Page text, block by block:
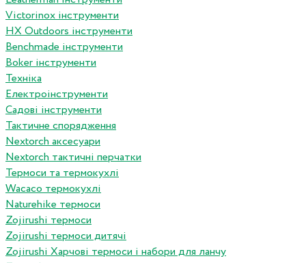
Victorinox інструменти
HX Outdoors інструменти
Benchmade інструменти
Boker інструменти
Техніка
Електроінструменти
Садові інструменти
Тактичне спорядження
Nextorch аксесуари
Nextorch тактичні перчатки
Термоси та термокухлі
Wacaco термокухлі
Naturehike термоси
Zojirushi термоси
Zojirushi термоси дитячі
Zojirushi Харчові термоси і набори для ланчу